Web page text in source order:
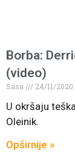
Borba:
(video)
Sasa 24/11/2020
U okršaju
Oleinik.
Opširnije »